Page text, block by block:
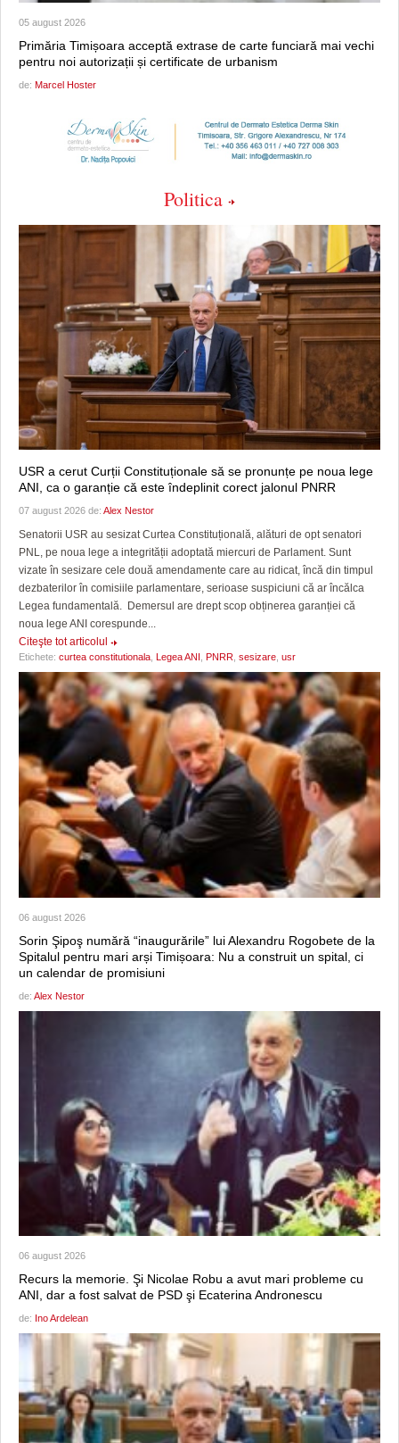
05 august 2026
Primăria Timișoara acceptă extrase de carte funciară mai vechi
pentru noi autorizații și certificate de urbanism
de: Marcel Hoster
Politica
USR a cerut Curții Constituționale să se pronunțe pe noua lege
ANI, ca o garanție că este îndeplinit corect jalonul PNRR
07 august 2026 de: Alex Nestor
Senatorii USR au sesizat Curtea Constituțională, alături de opt senatori
PNL, pe noua lege a integrității adoptată miercuri de Parlament. Sunt
vizate în sesizare cele două amendamente care au ridicat, încă din timpul
dezbaterilor în comisiile parlamentare, serioase suspiciuni că ar încălca
Legea fundamentală. Demersul are drept scop obținerea garanției că
noua lege ANI corespunde...
Citeşte tot articolul
Etichete: curtea constitutionala Legea ANI PNRR sesizare usr
06 august 2026
Sorin Şipoş numără “inaugurările” lui Alexandru Rogobete de la
Spitalul pentru mari arși Timișoara: Nu a construit un spital, ci
un calendar de promisiuni
de: Alex Nestor
06 august 2026
Recurs la memorie. Şi Nicolae Robu a avut mari probleme cu
ANI, dar a fost salvat de PSD şi Ecaterina Andronescu
de: Ino Ardelean